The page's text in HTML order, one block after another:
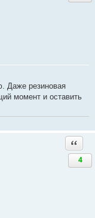
Даже резиновая
момент и оставить
4